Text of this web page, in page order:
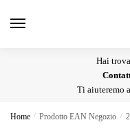
Hai
Ti aiuteremo
Home / Prodotto EAN Negozio /